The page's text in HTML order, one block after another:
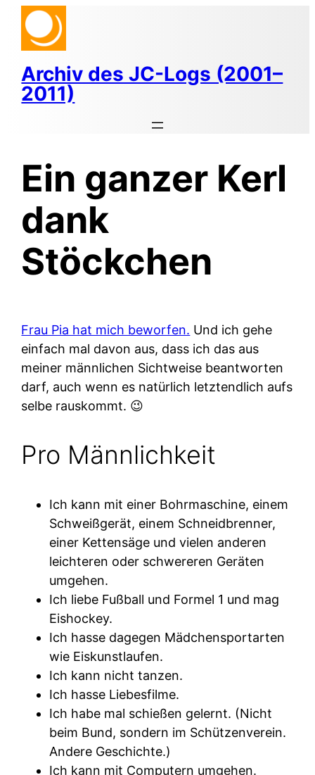
Zum
Inhalt
springen
Archiv des JC-Logs (2001–
2011)
Ein ganzer Kerl
dank
Stöckchen
Frau Pia hat mich beworfen. Und ich gehe
einfach mal davon aus, dass ich das aus
meiner männlichen Sichtweise beantworten
darf, auch wenn es natürlich letztendlich aufs
selbe rauskommt. 😉
Pro Männlichkeit
Ich kann mit einer Bohrmaschine, einem
Schweißgerät, einem Schneidbrenner,
einer Kettensäge und vielen anderen
leichteren oder schwereren Geräten
umgehen.
Ich liebe Fußball und Formel 1 und mag
Eishockey.
Ich hasse dagegen Mädchensportarten
wie Eiskunstlaufen.
Ich kann nicht tanzen.
Ich hasse Liebesfilme.
Ich habe mal schießen gelernt. (Nicht
beim Bund, sondern im Schützenverein.
Andere Geschichte.)
Ich kann mit Computern umgehen.